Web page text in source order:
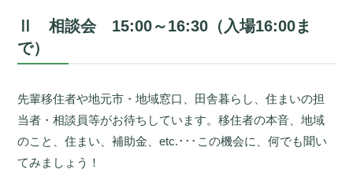
Ⅱ 相談会 15:00～16:30（入場16:00ま
で）
先輩移住者や地元市・地域窓口、田舎暮らし、住まいの担
当者・相談員等がお待ちしています。移住者の本音、地域
のこと、住まい、補助金、etc.･･･この機会に、何でも聞い
てみましょう！